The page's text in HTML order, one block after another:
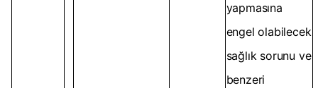
yapmasına
engel olabilecek
sağlık sorunu ve
benzeri